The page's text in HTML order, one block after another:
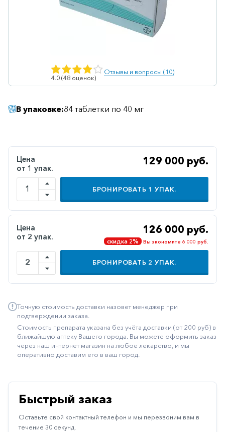
Ветеринарные
Гепатопротекторы
Дерматологические
Диабетические
Желудочно-
кишечные
Иммуностимуляторы
Климактерические
Метаболизм
Наружные
средства
Неврологические
Офтальмология
Паркинсон
Противоаллергические
4.0 (48 оценок)
Отзывы и вопросы (10)
В упаковке:84 таблетки по 40 мг
Цена
от 1 упак.
129 000 руб.
БРОНИРОВАТЬ 1 УПАК.
Цена
от 2 упак.
126 000 руб.
скидка 2% Вы экономите 6 000 руб.
БРОНИРОВАТЬ 2 УПАК.
Точную стоимость доставки назовет менеджер при
подтверждении заказа.
Стоимость препарата указана без учёта доставки (от 200 руб) в
ближайшую аптеку Вашего города. Вы можете оформить заказ
через наш интернет магазин на любое лекарство, и мы
оперативно доставим его в ваш город.
Быстрый заказ
Оставьте свой контактный телефон и мы перезвоним вам в
течение 30 секунд.